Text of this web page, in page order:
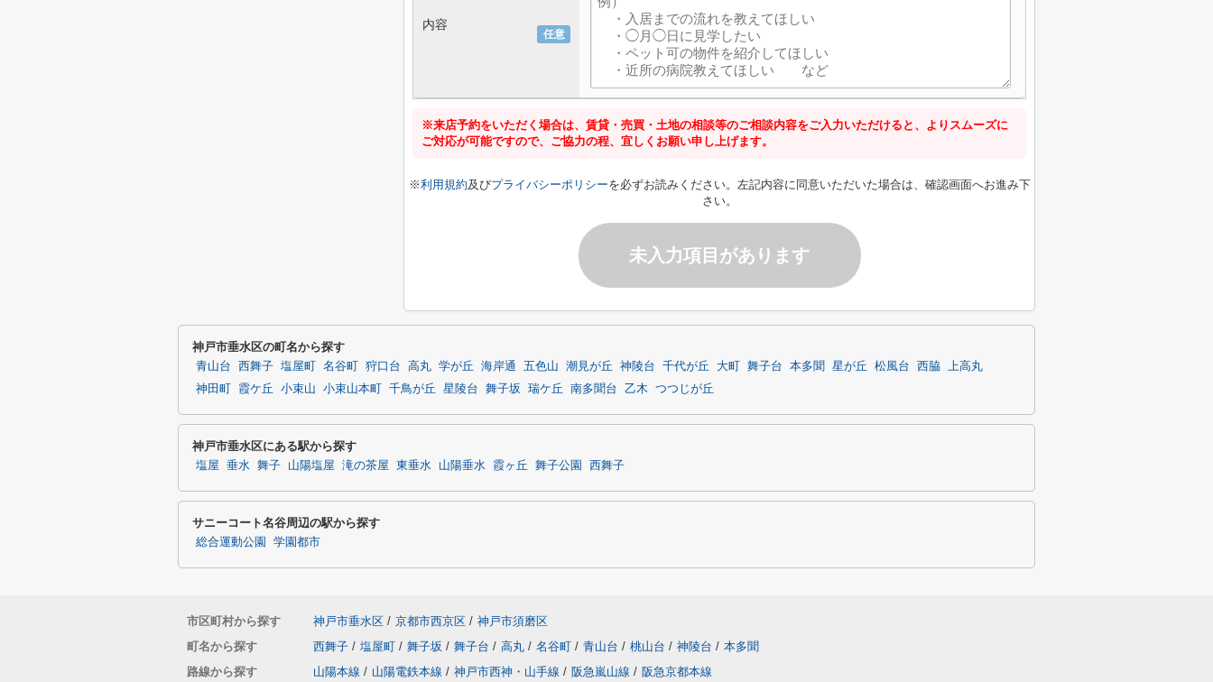
任意
内容
※来店予約をいただく場合は、賃貸・売買・土地の相談等のご相談内容をご入力いただけると、よりスムーズに
ご対応が可能ですので、ご協力の程、宜しくお願い申し上げます。
※利用規約及びプライバシーポリシーを必ずお読みください。左記内容に同意いただいた場合は、確認画面へお進み下
さい。
未入力項目があります
神戸市垂水区の町名から探す
青山台 西舞子 塩屋町 名谷町 狩口台 高丸 学が丘 海岸通 五色山 潮見が丘 神陵台 千代が丘 大町 舞子台 本多聞 星が丘 松風台 西脇 上高丸
神田町
霞ケ丘 小束山 小束山本町 千鳥が丘 星陵台 舞子坂 瑞ケ丘 南多聞台 乙木 つつじが丘
神戸市垂水区にある駅から探す
塩屋 垂水 舞子 山陽塩屋 滝の茶屋 東垂水 山陽垂水 霞ヶ丘 舞子公園 西舞子
サニーコート名谷周辺の駅から探す
総合運動公園 学園都市
市区町村から探す 神戸市垂水区 / 京都市西京区 / 神戸市須磨区
町名から探す
西舞子 / 塩屋町 / 舞子坂 / 舞子台 / 高丸 / 名谷町 / 青山台 / 桃山台 / 神陵台 / 本多聞
路線から探す
山陽本線 / 山陽電鉄本線 / 神戸市西神・山手線 / 阪急嵐山線 / 阪急京都本線